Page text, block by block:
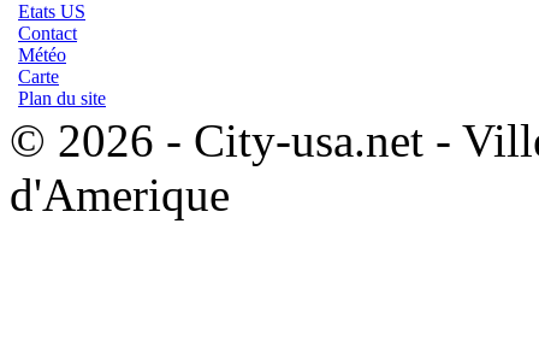
Etats US
Contact
Météo
Carte
Plan du site
© 2026 - City-usa.net -
d'Amerique